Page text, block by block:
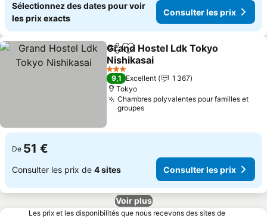
Sélectionnez des dates pour voir
les prix exacts
Consulter les prix
PartagerAjouter à mes favoris
Grand Hostel Ldk Tokyo
Nishikasai
Consulter les prix
3 Étoiles
9,1 Excellent
1 367
Tokyo
Chambres polyvalentes pour familles et
groupes
De 51 €
Consulter les prix de 4 sites Consulter les prix
Voir plus
Les prix et les disponibilités que nous recevons des sites de